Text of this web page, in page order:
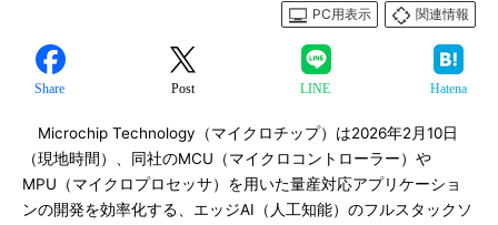
PC用表示
関連情報
Share Post LINE Hatena
Microchip Technology（マイクロチップ）は2026年2月10日
（現地時間）、同社のMCU（マイクロコントローラー）や
MPU（マイクロプロセッサ）を用いた量産対応アプリケーショ
ンの開発を効率化する、エッジAI（人工知能）のフルスタックソ